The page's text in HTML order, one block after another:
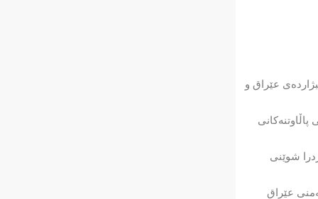
عێراق و
شوێنی
عێراق